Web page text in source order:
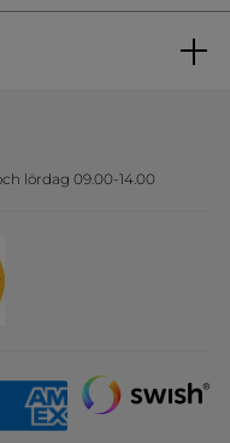
lördag 09.00-14.00